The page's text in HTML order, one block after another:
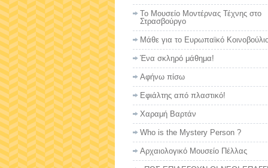
Το Mουσείο Μοντέρνας Τέχνης στο
Στρασβούργο
Μάθε για το Ευρωπαϊκό
Ένα σκληρό μάθημα!
Αφήνω πίσω
Εφιάλτης από πλαστικό!
Χαραμή Βαρτάν
Who is the Mystery Person ?
Αρχαιολογικό Μουσείο Πέλλας